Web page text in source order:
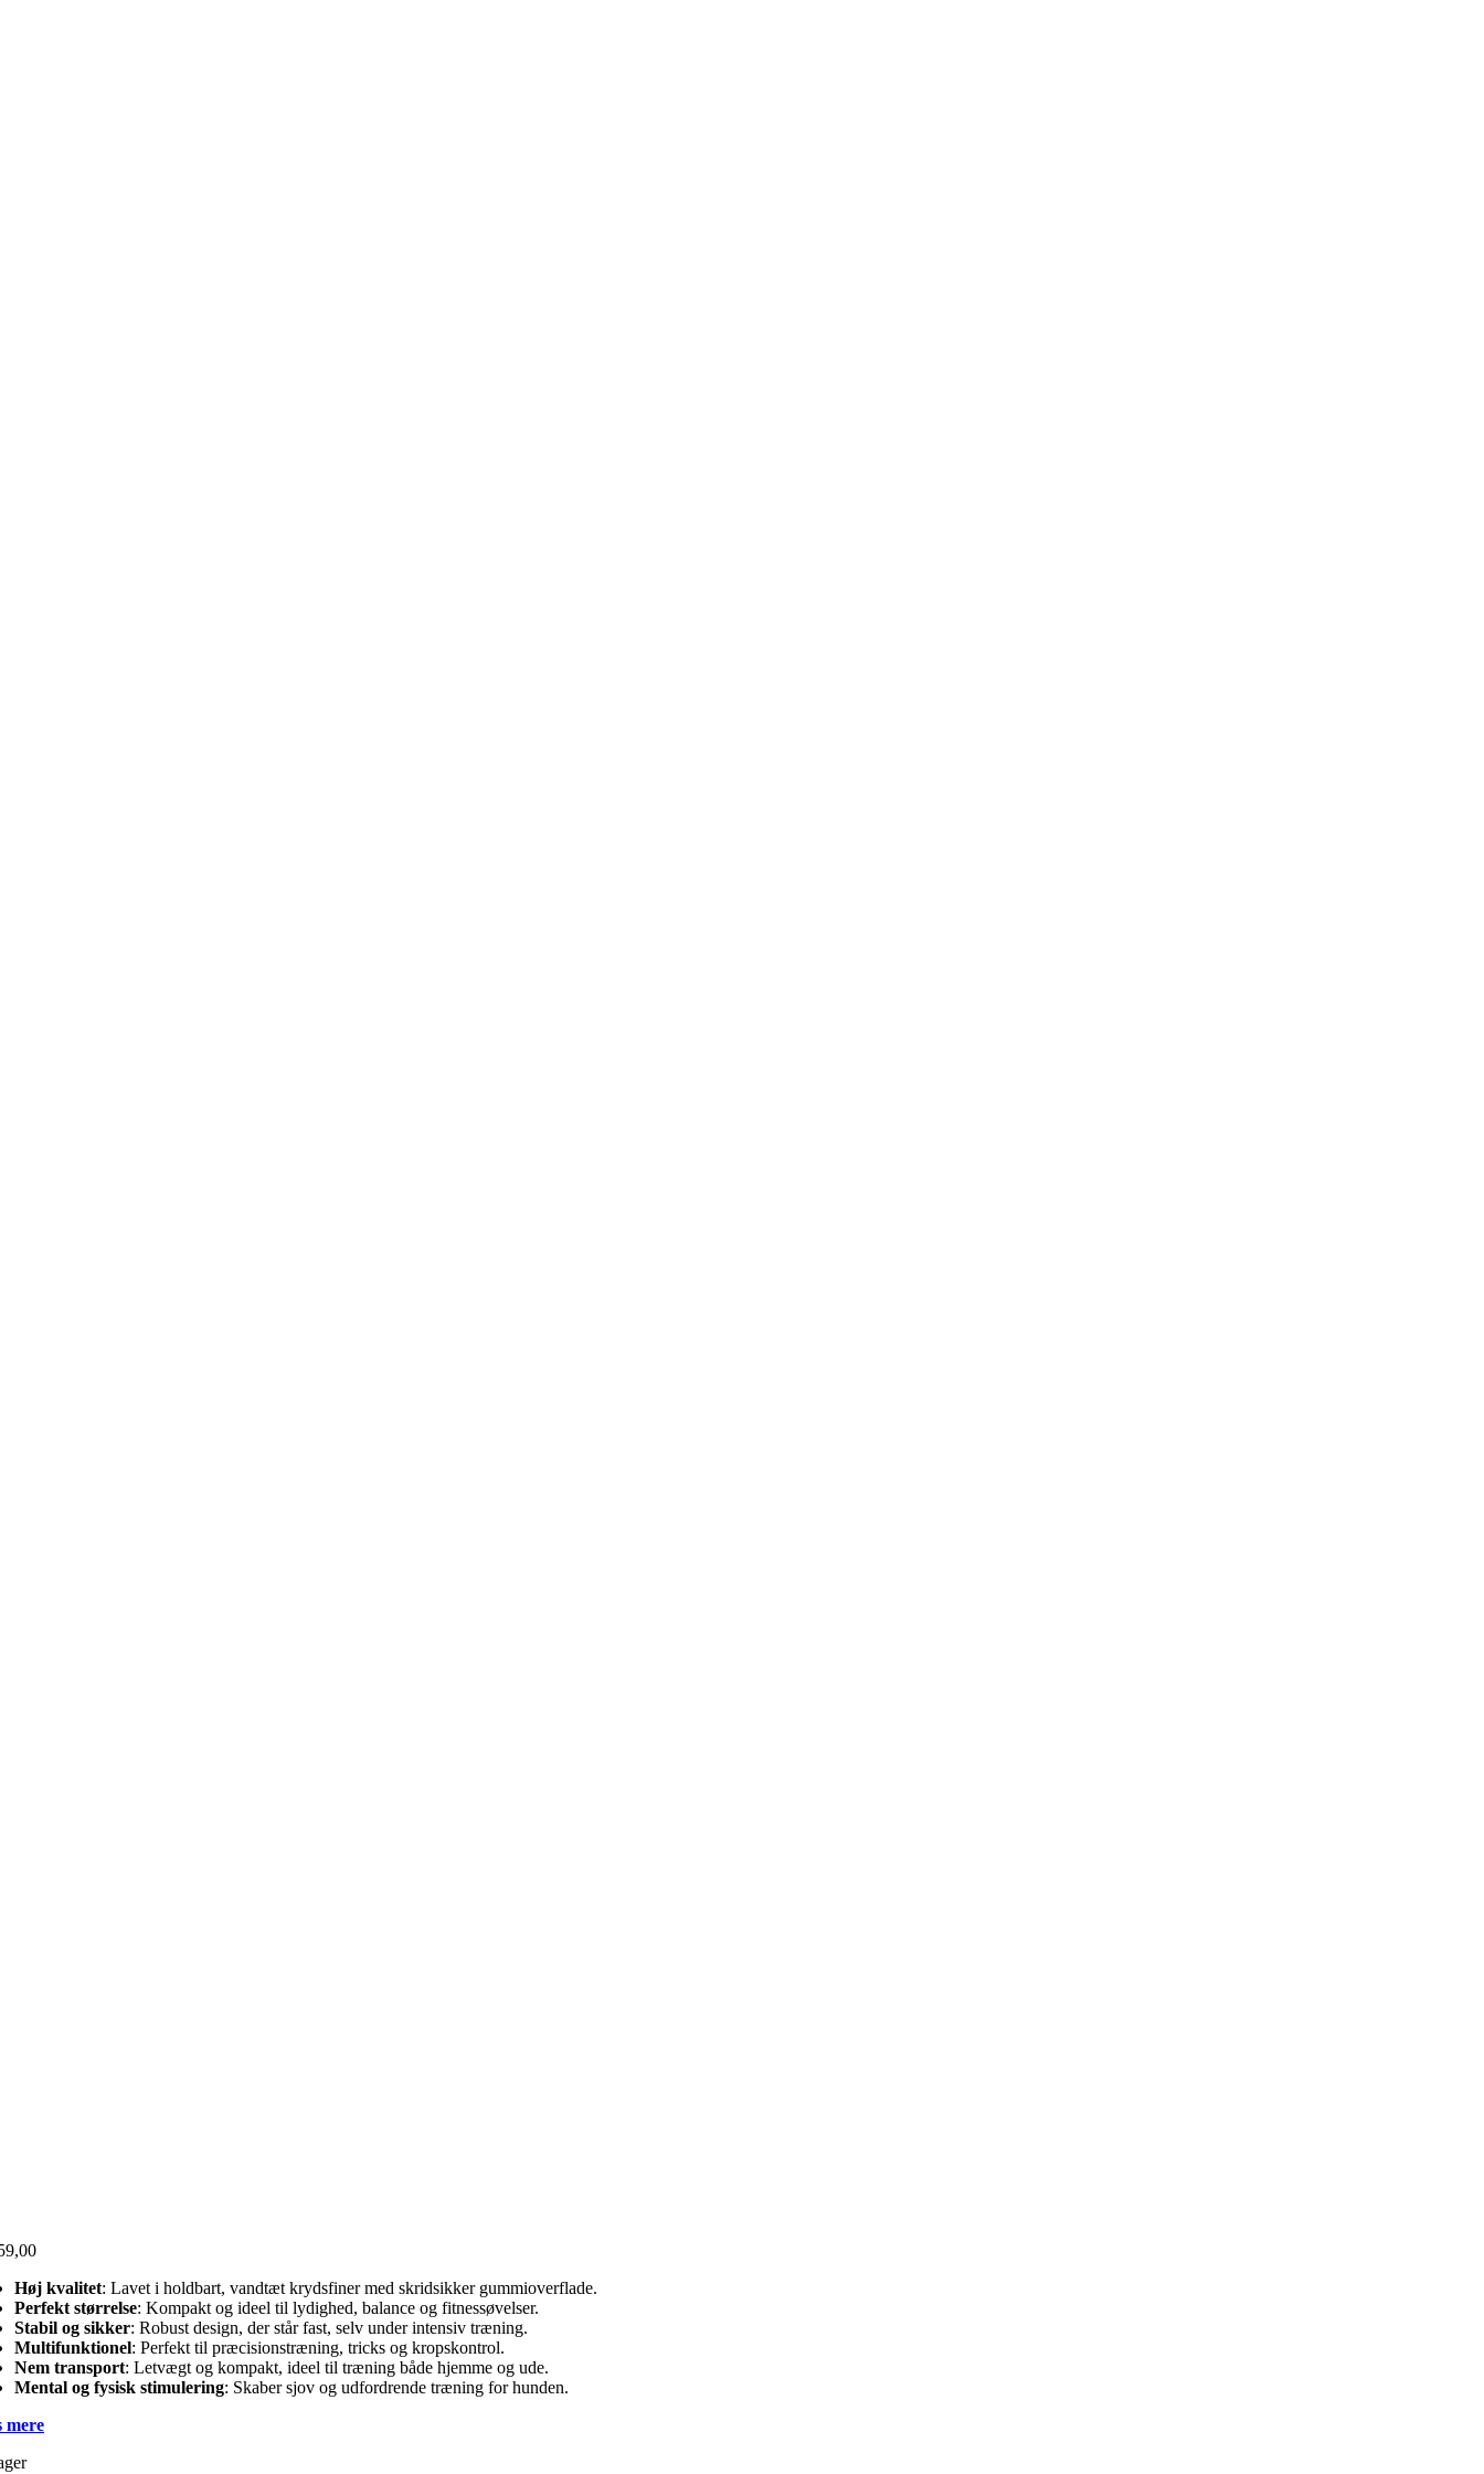
Høj kvalitet: Lavet i holdbart, vandtæt krydsfiner med skridsikker gummioverflade.
Perfekt størrelse: Kompakt og ideel til lydighed, balance og fitnessøvelser.
Stabil og sikker: Robust design, der står fast, selv under intensiv træning.
Multifunktionel: Perfekt til præcisionstræning, tricks og kropskontrol.
Nem transport: Letvægt og kompakt, ideel til træning både hjemme og ude.
Mental og fysisk stimulering: Skaber sjov og udfordrende træning for hunden.
mere